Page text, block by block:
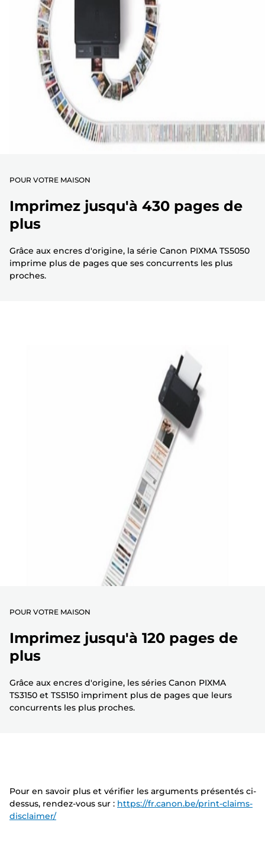
POUR VOTRE MAISON
Imprimez jusqu'à 430 pages de
plus
Grâce aux encres d'origine, la série Canon PIXMA TS5050
imprime plus de pages que ses concurrents les plus
proches.
POUR VOTRE MAISON
Imprimez jusqu'à 120 pages de
plus
Grâce aux encres d'origine, les séries Canon PIXMA
TS3150 et TS5150 impriment plus de pages que leurs
concurrents les plus proches.
Pour en savoir plus et vérifier les arguments présentés ci-
dessus, rendez-vous sur : https://fr.canon.be/print-claims-
disclaimer/